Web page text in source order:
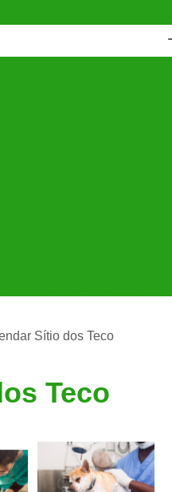
Especializada em Cães
Veterinária Santo André
Consulta de
Consulta Médica
Sítio dos Teco
Teco